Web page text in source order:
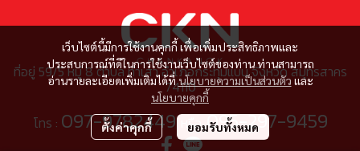
เว็บไซต์นี้มีการใช้งานคุกกี้ เพื่อเพิ่มประสิทธิภาพและ
ประสบการณ์ที่ดีในการใช้งานเว็บไซต์ของท่าน ท่านสามารถ
อ่านรายละเอียดเพิ่มเติมได้ที่นโยบายความเป็นส่วนตัวและ
นโยบายคุกกี้
ตั้งค่าคุกกี้ ยอมรับทั้งหมด
ที่อยู่ 59/5 หมู่ 8 ตำบล ท่าเสา อำเภอกระทุ่มแบน จังหวัด สมุทรสาคร
74110
โทร : 097-9782449 หรือ095-297-9459